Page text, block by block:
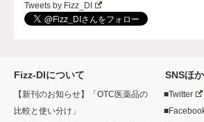
Tweets by Fizz_DI
Fizz-DIについて
【新刊のお知らせ】「OTC医薬品の
比較と使い分け」
SNSほか
■Twitter